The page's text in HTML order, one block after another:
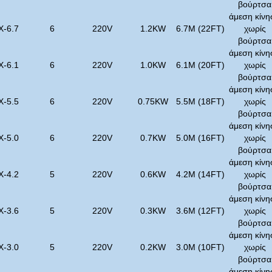
βούρτσα
6.7 6 220V 1.2KW 6.7M (22FT)
άμεση
χωρίς
βούρτσα
6.1 6 220V 1.0KW 6.1M (20FT)
άμεση
χωρίς
βούρτσα
5.5 6 220V 0.75KW 5.5M (18FT)
άμεση
χωρίς
βούρτσα
5.0 6 220V 0.7KW 5.0M (16FT)
άμεση
χωρίς
βούρτσα
4.2 5 220V 0.6KW 4.2M (14FT)
άμεση
χωρίς
βούρτσα
3.6 5 220V 0.3KW 3.6M (12FT)
άμεση
χωρίς
βούρτσα
3.0 5 220V 0.2KW 3.0M (10FT)
άμεση
χωρίς
βούρτσα